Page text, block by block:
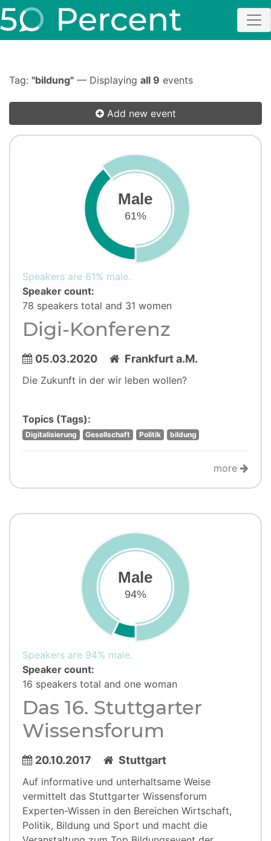
Tag: "bildung" — Displaying all 9 events
Add new event
Male
61%
Speakers are 61% male.
Speaker count:
78 speakers total and 31 women
Digi-Konferenz
05.03.2020 Frankfurt a.M.
Die Zukunft in der wir leben wollen?
Topics (Tags):
Digitalisierung Gesellschaft Politik bildung
more
Male
94%
Speakers are 94% male.
Speaker count:
16 speakers total and one woman
Das 16. Stuttgarter
Wissensforum
20.10.2017 Stuttgart
Auf informative und unterhaltsame Weise
vermittelt das Stuttgarter Wissensforum
Experten-Wissen in den Bereichen Wirtschaft,
Politik, Bildung und Sport und macht die